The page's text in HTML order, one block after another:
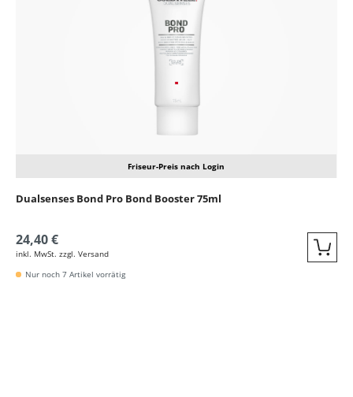
Friseur-Preis nach Login
Dualsenses Bond Pro Bond Booster 75ml
24,40 €
inkl. MwSt. zzgl. Versand
Nur noch 7 Artikel vorrätig